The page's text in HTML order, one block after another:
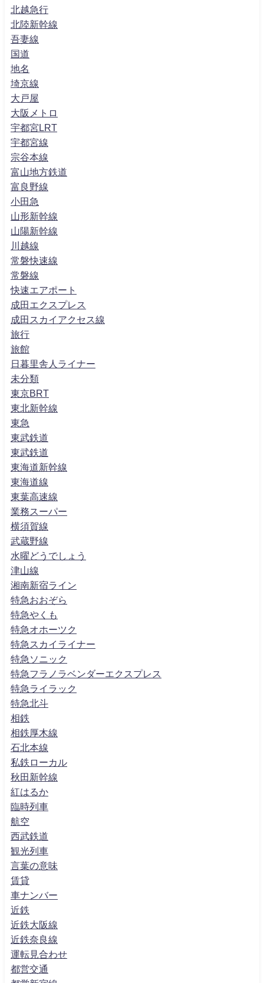
北越急行
北陸新幹線
吾妻線
国道
地名
埼京線
大戸屋
大阪メトロ
宇都宮LRT
宇都宮線
宗谷本線
富山地方鉄道
富良野線
小田急
山形新幹線
山陽新幹線
川越線
常磐快速線
常磐線
快速エアポート
成田エクスプレス
成田スカイアクセス線
旅行
旅館
日暮里舎人ライナー
未分類
東京BRT
東北新幹線
東急
東武鉄道
東武鉄道
東海道新幹線
東海道線
東葉高速線
業務スーパー
横須賀線
武蔵野線
水曜どうでしょう
津山線
湘南新宿ライン
特急おおぞら
特急やくも
特急オホーツク
特急スカイライナー
特急ソニック
特急フラノラベンダーエクスプレス
特急ライラック
特急北斗
相鉄
相鉄厚木線
石北本線
私鉄ローカル
秋田新幹線
紅はるか
臨時列車
航空
西武鉄道
観光列車
言葉の意味
賃貸
車ナンバー
近鉄
近鉄大阪線
近鉄奈良線
運転見合わせ
都営交通